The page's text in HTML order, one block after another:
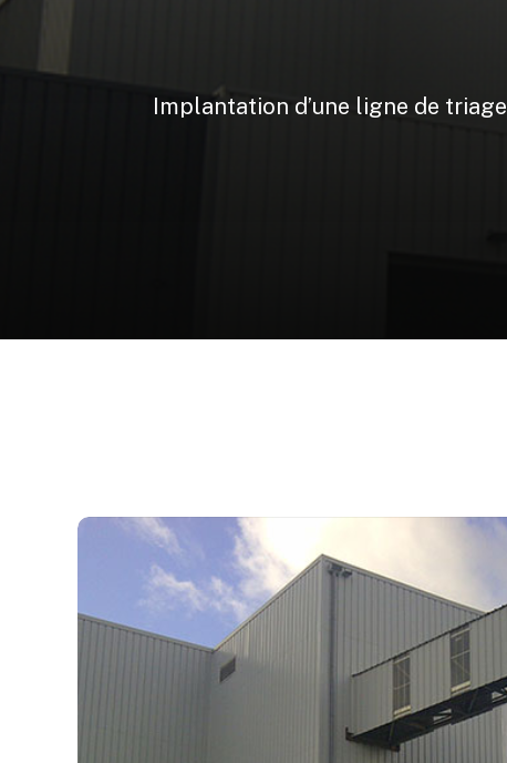
Implantation d’une ligne de triage